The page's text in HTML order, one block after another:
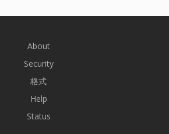
About
Security
格式
Help
Status